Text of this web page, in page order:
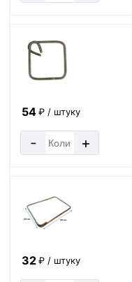
54₽ / штуку
- +
32₽ / штуку